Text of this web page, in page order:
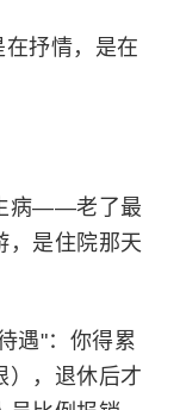
抒情，是在
病——老了最
，是住院那天
遇"：你得累
），退休后才